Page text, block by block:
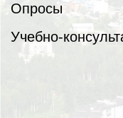
Опросы
Учебно-